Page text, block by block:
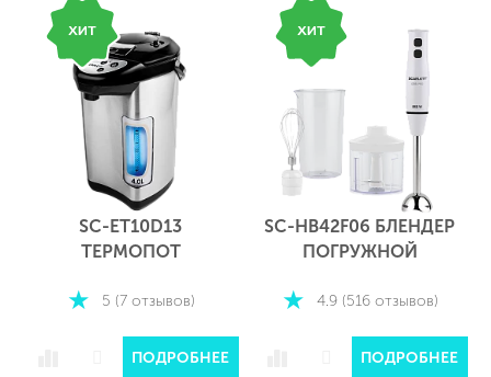
SC-ET10D13
ТЕРМОПОТ
5 (7 отзывов)
ПОДРОБНЕЕ
SC-HB42F06 БЛЕНДЕР
ПОГРУЖНОЙ
4.9 (516 отзывов)
ПОДРОБНЕЕ